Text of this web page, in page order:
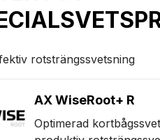
rotsträngssvetsning
AX WiseRoot+ R
Optimerad